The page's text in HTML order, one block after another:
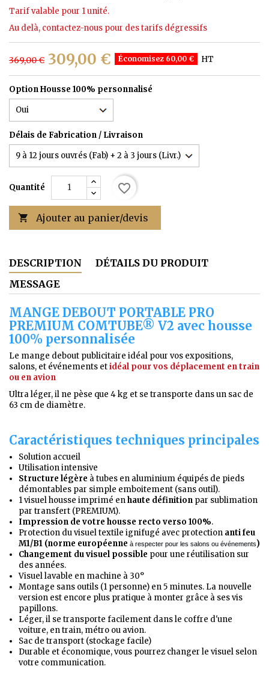
Tarif valable pour 1 unité.
Au delà, contactez-nous pour des tarifs dégressifs
369,00 € 309,00 € Économisez 60,00 € HT
Option Housse 100% personnalisé
Délais de Fabrication / Livraison
Quantité
 Ajouter au panier/devis
favorite_border
DESCRIPTION
DÉTAILS DU PRODUIT
MESSAGE
MANGE DEBOUT PORTABLE PRO
PREMIUM COMTUBE® V2 avec housse
100% personnalisée
Le mange debout publicitaire idéal pour vos expositions,
salons, et événements etidéal pour vos déplacement en train
ou en avion
Ultra léger, il ne pèse que 4 kg et se transporte dans un sac de
63 cm de diamètre.
Caractéristiques techniques principales
Solution accueil
Utilisationintensive
Structure légère à tubes en aluminium équipés de pieds
démontables par simple emboitement (sans outil).
1 visuel housse imprimé enhaute définition par sublimation
par transfert (PREMIUM).
Impression de votre housse recto verso 100%.
Protection du visuel textile ignifugé avec protection anti feu
M1/B1 (norme européenne à respecter pour les salons ou événements)
Changement du visuel possible pour une réutilisation sur
des années.
Visuel lavable en machine à 30°
Montage sans outils (1 personne) en 5 minutes. La nouvelle
version est encore plus pratique à monter grâce à ses vis
papillons.
Léger, il se transporte facilement dans le coffre d'une
voiture, en train, métro ou avion.
Sac de transport (stockage facile)
Durable et économique, vous pourrez changer le visuel selon
votre communication.